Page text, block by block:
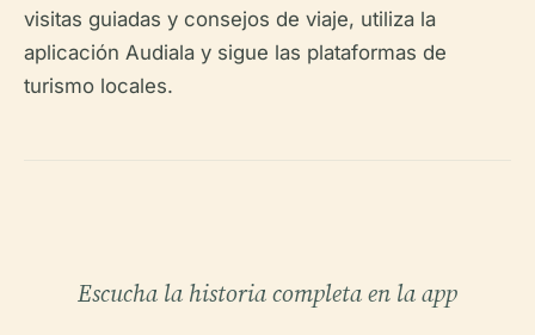
visitas guiadas y consejos de viaje, utiliza la
aplicación Audiala y sigue las plataformas de
turismo locales.
Escucha la historia completa en la app